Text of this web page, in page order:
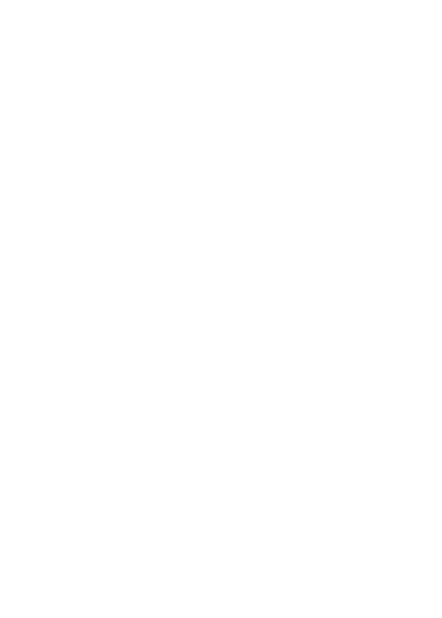
you accept that cookies are used to help us analyze how the website is used and to offer